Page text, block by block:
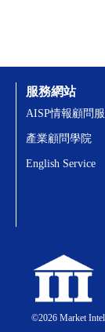
©2026Market
服務網站
AISP情報顧問
產業顧問學院
English Service